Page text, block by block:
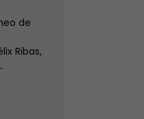
de
Ribas,